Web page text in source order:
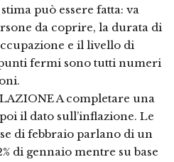
può essere fatta: va
da coprire, la durata di
e il livello di
fermi sono tutti numeri
A completare una
il dato sull’inflazione. Le
di febbraio parlano di un
di gennaio mentre su base